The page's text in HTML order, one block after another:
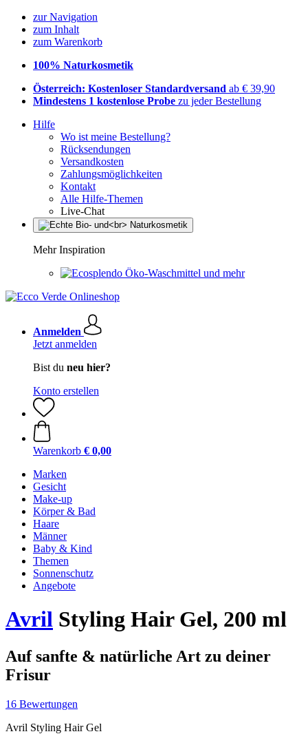
zur Navigation
zum Inhalt
zum Warenkorb
100% Naturkosmetik
Österreich: Kostenloser Standardversand ab € 39,90
Mindestens 1 kostenlose Probe zu jeder Bestellung
Hilfe
Wo ist meine Bestellung?
Rücksendungen
Versandkosten
Zahlungsmöglichkeiten
Kontakt
Alle Hilfe-Themen
Live-Chat
Mehr Inspiration
Öko-Waschmittel und mehr
Anmelden
Jetzt anmelden
Bist du neu hier?
Konto erstellen
Warenkorb € 0,00
Marken
Gesicht
Make-up
Körper & Bad
Haare
Männer
Baby & Kind
Themen
Sonnenschutz
Angebote
Avril Styling Hair Gel, 200 ml
Auf sanfte & natürliche Art zu deiner
Frisur
16 Bewertungen
Avril Styling Hair Gel